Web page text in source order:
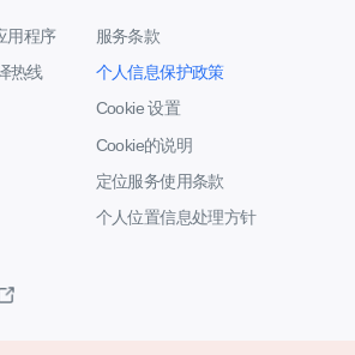
用程序
热线
服务条款
个人信息保护政策
Cookie 设置
Cookie的说明
定位服务使用条款
个人位置信息处理方针